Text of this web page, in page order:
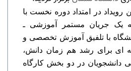
رویداد در اﻣﺘﺪاد دوره نخست ﺑﺎ
یک ﺟﺮیان ﻣﺴﺘﻤﺮ آﻣﻮزشی ـ
ﺑﺎ ﺗﻠﻔﯿﻖ آﻣﻮزش تخصصی و
ای ﺑﺮای رﺷﺪ ﻫﻢ زﻣﺎن داﻧﺶ،
داﻧﺸﺠﻮیان در دو بخش کارگاه